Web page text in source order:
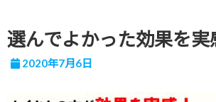
選んでよかった効果を
2020年7月6日